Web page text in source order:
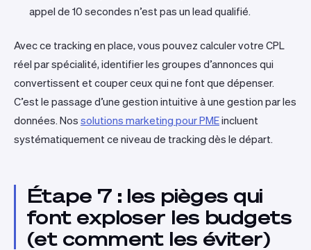
appel de 10 secondes n’est pas un lead qualifié.
Avec ce tracking en place, vous pouvez calculer votre CPL
réel par spécialité, identifier les groupes d’annonces qui
convertissent et couper ceux qui ne font que dépenser.
C’est le passage d’une gestion intuitive à une gestion par les
données. Nos solutions marketing pour PMEincluent
systématiquement ce niveau de tracking dès le départ.
Étape 7 : les pièges qui
font exploser les budgets
(et comment les éviter)